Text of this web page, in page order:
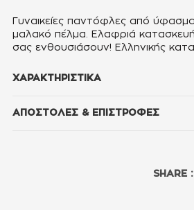
Γυναικείες παντόφλες από
μαλακό πέλμα. Eλαφριά
σας ενθουσιάσουν! Ελληνικής
ΧΑΡΑΚΤΗΡΙΣΤΙΚΑ
ΑΠΟΣΤΟΛΕΣ & ΕΠΙΣΤΡΟΦΕΣ
SHARE :